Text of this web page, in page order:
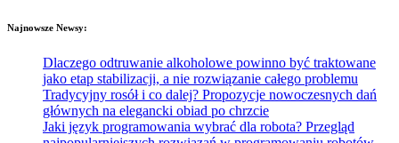
Najnowsze Newsy:
Dlaczego odtruwanie alkoholowe powinno być traktowane
jako etap stabilizacji, a nie rozwiązanie całego problemu
Tradycyjny rosół i co dalej? Propozycje nowoczesnych dań
głównych na elegancki obiad po chrzcie
Jaki język programowania wybrać dla robota? Przegląd